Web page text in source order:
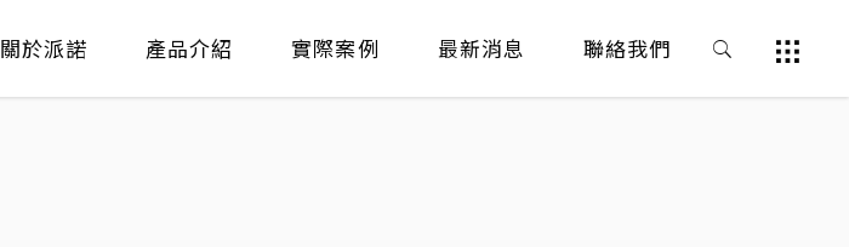
關於派諾 產品介紹 實際案例 最新消息 聯絡我們